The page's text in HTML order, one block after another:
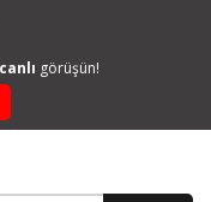
canlı görüşün!